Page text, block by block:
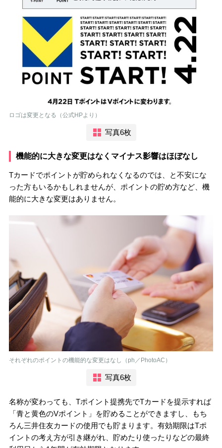
ロゴは変更となる（公式HPより）
写真6枚
機能的に大きな変更はなくマイナス影響はほぼなし
Tカードでポイントが貯められなくなるのでは、と不安にな
った方もいるかもしれませんが、ポイントの貯め方など、機
能的に大きな変更はありません。
それぞれのポイントの機能的な変更はなし（ph／PhotoAC）
写真6枚
名称が変わっても、Tポイント提携先でTカードを提示すれば
「青と黄色のVポイント」を貯めることができますし、もち
ろん三井住友カードの使用でも貯まります。有効期限はTポ
イントの考え方が引き継がれ、貯めたり使ったりなどの最終